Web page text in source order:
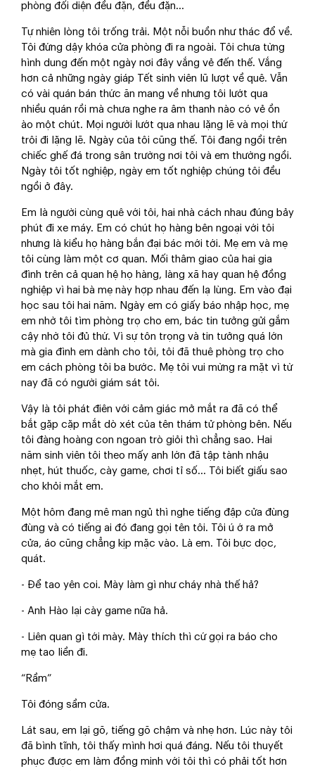
phòng đối diện đều đặn, đều đặn...
Tự nhiên lòng tôi trống trải. Một nỗi buồn như thác đổ về.
Tôi đứng dậy khóa cửa phòng đi ra ngoài. Tôi chưa từng
hình dung đến một ngày nơi đây vắng vẻ đến thế. Vắng
hơn cả những ngày giáp Tết sinh viên lũ lượt về quê. Vẫn
có vài quán bán thức ăn mang về nhưng tôi lướt qua
nhiều quán rồi mà chưa nghe ra âm thanh nào có vẻ ồn
ào một chút. Mọi người lướt qua nhau lặng lẽ và mọi thứ
trôi đi lặng lẽ. Ngày của tôi cũng thế. Tôi đang ngồi trên
chiếc ghế đá trong sân trường nơi tôi và em thường ngồi.
Ngày tôi tốt nghiệp, ngày em tốt nghiệp chúng tôi đều
ngồi ở đây.
Em là người cùng quê với tôi, hai nhà cách nhau đúng bảy
phút đi xe máy. Em có chút họ hàng bên ngoại với tôi
nhưng là kiểu họ hàng bắn đại bác mới tới. Mẹ em và mẹ
tôi cùng làm một cơ quan. Mối thâm giao của hai gia
đình trên cả quan hệ họ hàng, làng xã hay quan hệ đồng
nghiệp vì hai bà mẹ này hợp nhau đến lạ lùng. Em vào đại
học sau tôi hai năm. Ngày em có giấy báo nhập học, mẹ
em nhờ tôi tìm phòng trọ cho em, bác tin tưởng gửi gắm
cậy nhờ tôi đủ thứ. Vì sự tôn trọng và tin tưởng quá lớn
mà gia đình em dành cho tôi, tôi đã thuê phòng trọ cho
em cách phòng tôi ba bước. Mẹ tôi vui mừng ra mặt vì từ
nay đã có người giám sát tôi.
Vậy là tôi phát điên với cảm giác mở mắt ra đã có thể
bắt gặp cặp mắt dò xét của tên thám tử phòng bên. Nếu
tôi đàng hoàng con ngoan trò giỏi thì chẳng sao. Hai
năm sinh viên tôi theo mấy anh lớn đã tập tành nhậu
nhẹt, hút thuốc, cày game, chơi tỉ số... Tôi biết giấu sao
cho khỏi mắt em.
Một hôm đang mê man ngủ thì nghe tiếng đập cửa đùng
đùng và có tiếng ai đó đang gọi tên tôi. Tôi ú ớ ra mở
cửa, áo cũng chẳng kịp mặc vào. Là em. Tôi bực dọc,
quát.
- Để tao yên coi. Mày làm gì như cháy nhà thế hả?
- Anh Hào lại cày game nữa hả.
- Liên quan gì tới mày. Mày thích thì cứ gọi ra báo cho
mẹ tao liền đi.
“Rầm”
Tôi đóng sầm cửa.
Lát sau, em lại gõ, tiếng gõ chậm và nhẹ hơn. Lúc này tôi
đã bình tĩnh, tôi thấy mình hơi quá đáng. Nếu tôi thuyết
phục được em làm đồng minh với tôi thì có phải tốt hơn